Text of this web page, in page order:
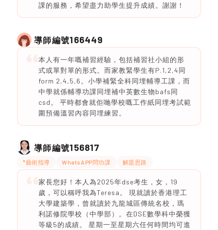
課的服務，希望盡力助學生提升成績。謝謝！
導師編號166449
本人有一年嘅補習經驗，包括補習社小組的形
式或單對單的形式。而家教緊學生有P.1,2,4同
form 2,4,5,6。小學補緊全科同埋輔導工課，而
中學就係輔導功課同埋補中英數生物bafs同
csd。 平時都會就佢哋學校嘅工作紙同埋考試範
圍預備溫習內容同埋練習。
導師編號156817
*藝術指導 WhatsAPP問功課 解題思路
家長您好！本人為2025年dse考生，女，19
歲，可以稱呼我為Teresa。 現就讀於香港理工
大學建築學，曾就讀於九龍城區傳統名校，瑪
利諾修院學校（中學部）。在DSE數學科中榮獲
等級5的成績。 星期一至星期六任何時間均可進